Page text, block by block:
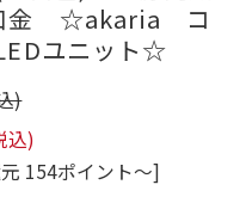
金 ☆akaria コ
ユニット☆
)
込)
154ポイント～]